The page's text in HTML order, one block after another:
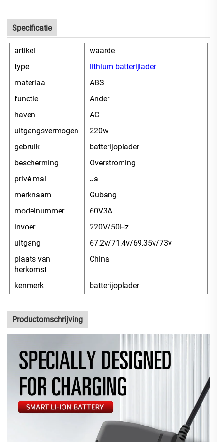
Specificatie
artikel
waarde
type
lithium batterijlader
materiaal
ABS
functie
Ander
haven
AC
uitgangsvermogen
220w
gebruik
batterijoplader
bescherming
Overstroming
privé mal
Ja
merknaam
Gubang
modelnummer
60V3A
invoer
220V/50Hz
uitgang
67,2v/71,4v/69,35v/73v
plaats van
herkomst
China
kenmerk batterijoplader
Productomschrijving